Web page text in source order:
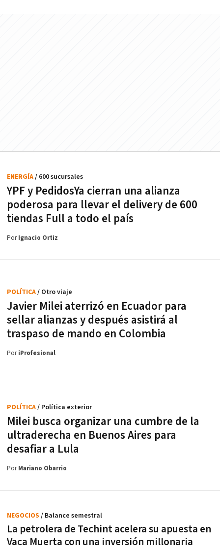
YPF y PedidosYa cierran una alianza
poderosa para llevar el delivery de 600
tiendas Full a todo el país
ENERGÍA/ 600 sucursales
PorIgnacio Ortiz
Javier Milei aterrizó en Ecuador para
sellar alianzas y después asistirá al
traspaso de mando en Colombia
POLÍTICA/ Otro viaje
PoriProfesional
Milei busca organizar una cumbre de la
ultraderecha en Buenos Aires para
desafiar a Lula
POLÍTICA/ Política exterior
PorMariano Obarrio
La petrolera de Techint acelera su apuesta en
Vaca Muerta con una inversión millonaria
NEGOCIOS / Balance semestral